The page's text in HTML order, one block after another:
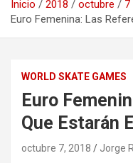
Inicio 2018 octubre
7
Euro Femenina: Las
WORLD SKATE GAMES
Euro
Que Estarán
octubre 7, 2018 Jorge